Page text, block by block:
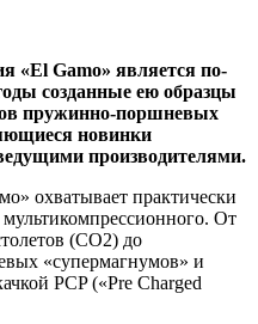
«El Gamo» является по-
созданные ею образцы
пружинно-поршневых
новинки
производителями.
охватывает практически
От
(CO2) до
«супермагнумов» и
PCP («Pre Charged